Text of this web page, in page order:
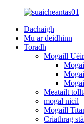
Dachaigh
Mu ar deidhinn
Toradh
Mogaill
Meatailt
mogal nicil
Mogaill
Criathrag